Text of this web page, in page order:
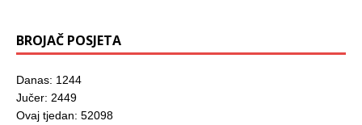
BROJAČ POSJETA
Danas: 1244
Jučer: 2449
Ovaj tjedan: 52098